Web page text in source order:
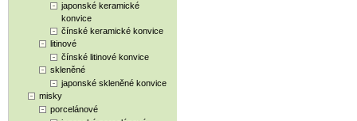
japonské keramické
konvice
čínské keramické konvice
litinové
čínské litinové konvice
skleněné
japonské skleněné konvice
misky
porcelánové